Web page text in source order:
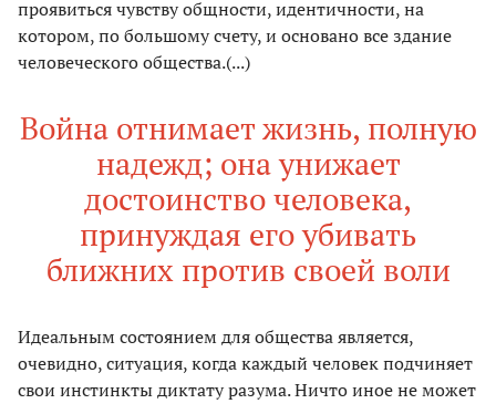
проявиться чувству общности, идентичности, на
котором, по большому счету, и основано все здание
человеческого общества.(...)
Война отнимает жизнь, полную
надежд; она унижает
достоинство человека,
принуждая его убивать
ближних против своей воли
Идеальным состоянием для общества является,
очевидно, ситуация, когда каждый человек подчиняет
свои инстинкты диктату разума. Ничто иное не может